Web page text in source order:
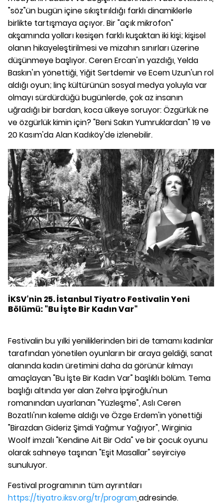
"söz"ün bugün içine sıkıştırıldığı farklı dinamiklerle
birlikte tartışmaya açıyor. Bir "açık mikrofon"
akşamında yolları kesişen farklı kuşaktan iki kişi; kişisel
olanın hikayeleştirilmesi ve mizahın sınırları üzerine
düşünmeye başlıyor. Ceren Ercan'ın yazdığı, Yelda
Baskın'ın yönettiği, Yiğit Sertdemir ve Ecem Uzun'un rol
aldığı oyun; linç kültürünün sosyal medya yoluyla var
olmayı sürdürdüğü bugünlerde, çok az insanın
uğradığı bir bardan, koca ülkeye soruyor: Özgürlük ne
ve özgürlük kimin için? "Beni Sakın Yumruklardan" 19 ve
20 Kasım'da Alan Kadıköy'de izlenebilir.
İKSV'nin 25. İstanbul Tiyatro Festivalin Yeni
Bölümü: "Bu İşte Bir Kadın Var"
Festivalin bu yılki yeniliklerinden biri de tamamı kadınlar
tarafından yönetilen oyunların bir araya geldiği, sanat
alanında kadın üretimini daha da görünür kılmayı
amaçlayan "Bu İşte Bir Kadın Var" başlıklı bölüm. Tema
başlığı altında yer alan Zehra İpşiroğlu'nun
romanından uyarlanan "Yüzleşme", Aslı Ceren
Bozatlı'nın kaleme aldığı ve Özge Erdem'in yönettiği
"Birazdan Gideriz Şimdi Yağmur Yağıyor", Wirginia
Woolf imzalı "Kendine Ait Bir Oda" ve bir çocuk oyunu
olarak sahneye taşınan "Eşit Masallar" seyirciye
sunuluyor.
Festival programının tüm ayrıntıları
https://tiyatro.iksv.org/tr/programadresinde.